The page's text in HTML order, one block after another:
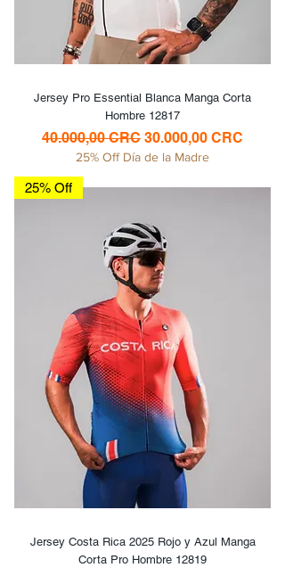
Jersey Pro Essential Blanca Manga Corta
Hombre 12817
Precio
40.000,00 CRC Precio de oferta
30.000,00 CRC
25% Off Día de la Madre
25% Off
Jersey Costa Rica 2025 Rojo y Azul Manga
Corta Pro Hombre 12819